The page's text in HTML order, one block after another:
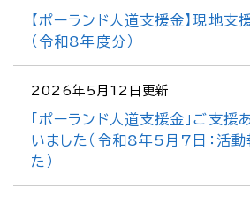
【ポーランド人道支援金】現地支
（令和8年度分）
2026年5月12日更新
「ポーランド人道支援金」ご支援
いました（令和8年5月7日：活
た）